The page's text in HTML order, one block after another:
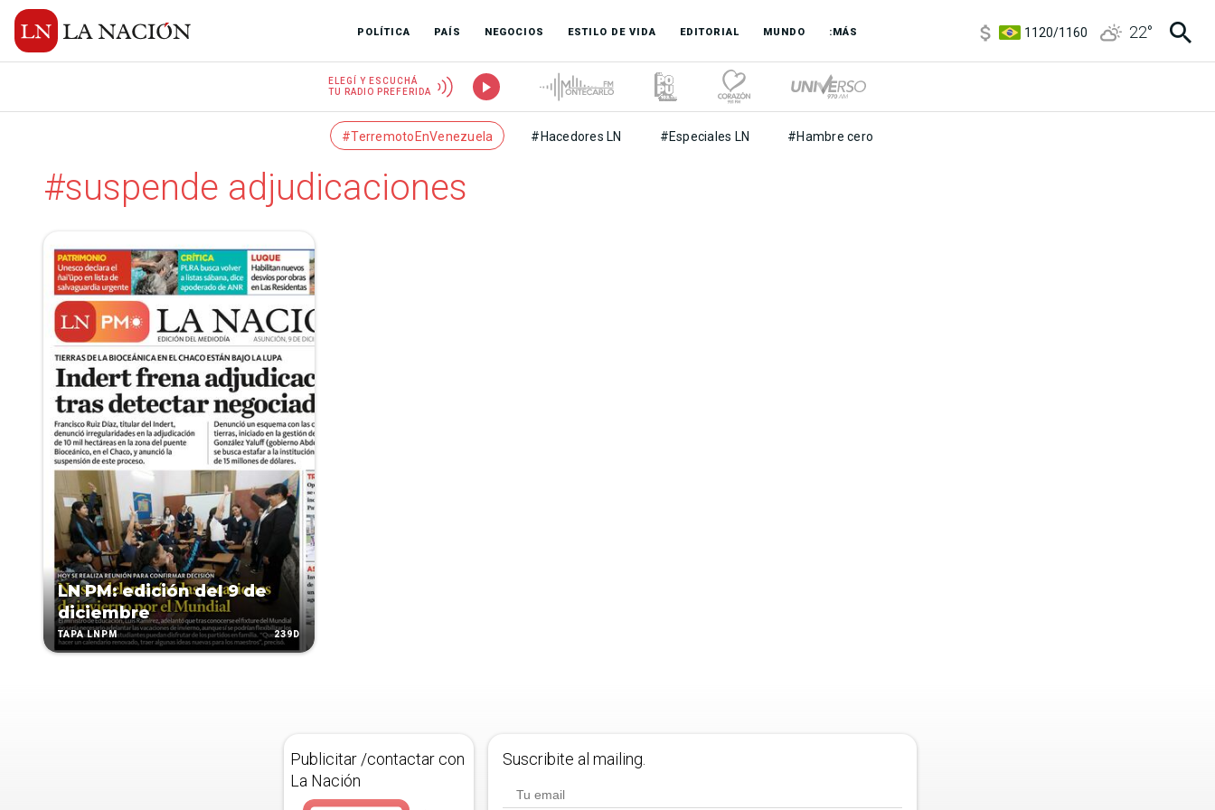
POLÍTICA PAÍS NEGOCIOS ESTILO DE VIDA EDITORIAL MUNDO :MÁS
1120/1160
22°
ELEGÍ Y ESCUCHÁ
TU RADIO PREFERIDA
#TerremotoEnVenezuela #Hacedores LN #Especiales LN #Hambre cero
#suspende adjudicaciones
LN PM: edición del 9 de
diciembre
TAPA LNPM 239D
Publicitar /contactar con
La Nación
Suscribite al mailing.